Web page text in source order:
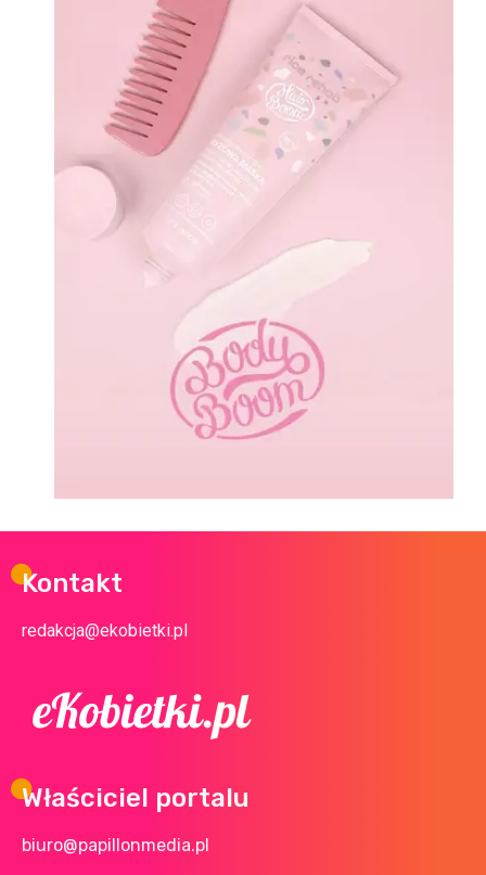
Kontakt
redakcja@ekobietki.pl
Właściciel portalu
biuro@papillonmedia.pl